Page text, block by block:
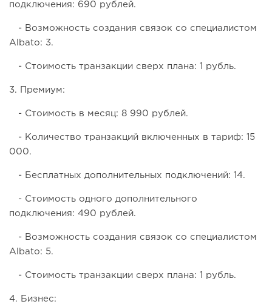
подключения: 690 рублей.
- Возможность создания связок со специалистом
Albato: 3.
- Стоимость транзакции сверх плана: 1 рубль.
3. Премиум:
- Стоимость в месяц: 8 990 рублей.
- Количество транзакций включенных в тариф: 15
000.
- Бесплатных дополнительных подключений: 14.
- Стоимость одного дополнительного
подключения: 490 рублей.
- Возможность создания связок со специалистом
Albato: 5.
- Стоимость транзакции сверх плана: 1 рубль.
4. Бизнес: